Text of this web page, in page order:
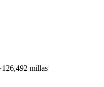
126,492 millas